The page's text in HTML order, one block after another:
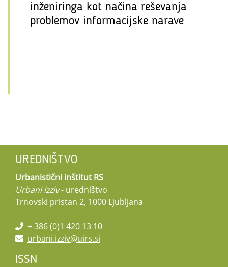
inženiringa kot načina reševanja
problemov informacijske narave
UREDNIŠTVO
Urbanistični inštitut RS
Urbani izziv- uredništvo
Trnovski pristan 2, 1000 Ljubljana
+ 386 (0)1 420 13 10
urbani.izziv@uirs.si
ISSN